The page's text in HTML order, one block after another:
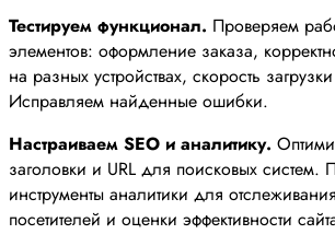
Тестируем функционал. Проверяем
элементов: оформление заказа,
на разных устройствах, скорость
Исправляем найденные ошибки.
Настраиваем SEO и аналитику.
заголовки и URL для поисковых систем.
инструменты аналитики для
посетителей и оценки эффективности